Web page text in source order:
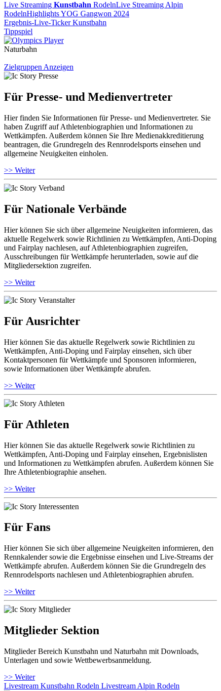
Live Streaming Kunstbahn RodelnLive Streaming Alpin
RodelnHighlights YOG Gangwon 2024
Ergebnis-Live-Ticker Kunstbahn
Tippspiel
Naturbahn
Zielgruppen Anzeigen
Für Presse- und Medienvertreter
Hier finden Sie Informationen für Presse- und Medienvertreter. Sie
haben Zugriff auf Athletenbiographien und Informationen zu
Wettkämpfen. Außerdem können Sie Ihre Medienakkreditierung
beantragen, die Grundregeln des Rennrodelsports einsehen und
allgemeine Neuigkeiten einholen.
>> Weiter
Für Nationale Verbände
Hier können Sie sich über allgemeine Neuigkeiten informieren, das
aktuelle Regelwerk sowie Richtlinien zu Wettkämpfen, Anti-Doping
und Fairplay nachlesen, auf Athletenbiographien zugreifen,
Ausschreibungen für Wettkämpfe herunterladen, sowie auf die
Mitgliedersektion zugreifen.
>> Weiter
Für Ausrichter
Hier können Sie das aktuelle Regelwerk sowie Richtlinien zu
Wettkämpfen, Anti-Doping und Fairplay einsehen, sich über
Kontaktpersonen für Wettkämpfe und Sponsoren informieren,
sowie Informationen über Wettkämpfe abrufen.
>> Weiter
Für Athleten
Hier können Sie das aktuelle Regelwerk sowie Richtlinien zu
Wettkämpfen, Anti-Doping und Fairplay einsehen, Ergebnislisten
und Informationen zu Wettkämpfen abrufen. Außerdem können Sie
Ihre Athletenbiographie ansehen.
>> Weiter
Für Fans
Hier können Sie sich über allgemeine Neuigkeiten informieren, den
Rennkalender sowie die Ergebnisse einsehen und Live-Streams der
Wettkämpfe abrufen. Außerdem können Sie die Grundregeln des
Rennrodelsports nachlesen und Athletenbiographien abrufen.
>> Weiter
Mitglieder Sektion
Mitglieder Bereich Kunstbahn und Naturbahn mit Downloads,
Unterlagen und sowie Wettbewerbsanmeldung.
>> Weiter
Livestream Kunstbahn Rodeln Livestream Alpin Rodeln